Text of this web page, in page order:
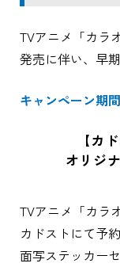
TVアニメ「カラ
発売に伴い、早
キャンペーン期
【カ
オリジ
TVアニメ「カラ
カドストにて予
面写ステッカー